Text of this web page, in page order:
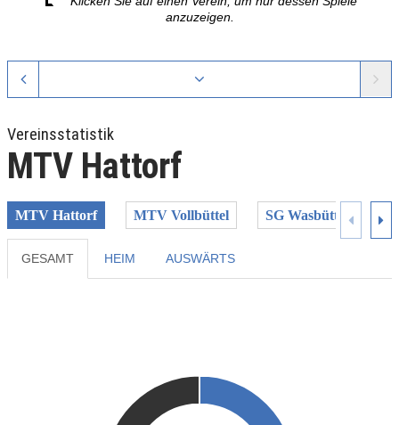
anzuzeigen.
Vereinsstatistik
MTV Hattorf
MTV Hattorf MTV Vollbüttel SG Wasbüttel/
GESAMT HEIM AUSWÄRTS